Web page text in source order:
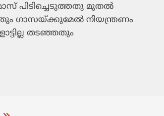
പിടിച്ചെടുത്തതു മുതല്‍
ഗാസയ്ക്കുമേല്‍ നിയന്ത്രണം
തടഞ്ഞതും